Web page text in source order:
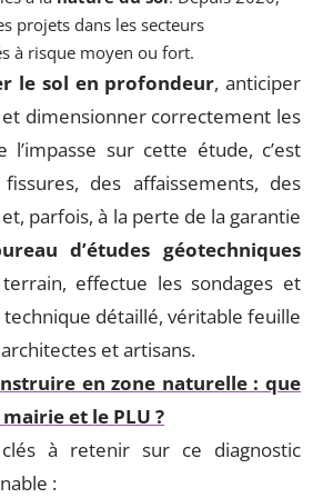
projets dans les secteurs
à risque moyen ou fort.
le sol en profondeur, anticiper
dimensionner correctement les
l’impasse sur cette étude, c’est
des affaissements, des
parfois, à la perte de la garantie
d’études géotechniques
effectue les sondages et
détaillé, véritable feuille
et artisans.
en zone naturelle : que
et le PLU ?
à retenir sur ce diagnostic
: